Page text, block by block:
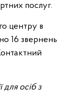
послуг.
центру в
16 звернень
для осіб з